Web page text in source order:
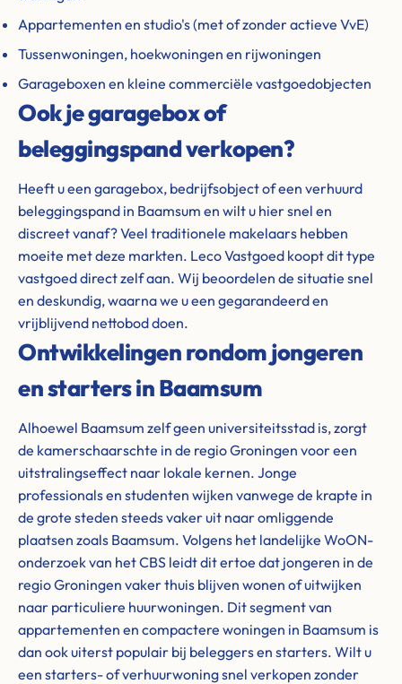
Appartementen en studio's (met of zonder actieve VvE)
Tussenwoningen, hoekwoningen en rijwoningen
Garageboxen en kleine commerciële vastgoedobjecten
Ook je garagebox of
beleggingspand verkopen?
Heeft u een garagebox, bedrijfsobject of een verhuurd
beleggingspand in Baamsum en wilt u hier snel en
discreet vanaf? Veel traditionele makelaars hebben
moeite met deze markten. Leco Vastgoed koopt dit type
vastgoed direct zelf aan. Wij beoordelen de situatie snel
en deskundig, waarna we u een gegarandeerd en
vrijblijvend nettobod doen.
Ontwikkelingen rondom jongeren
en starters in Baamsum
Alhoewel Baamsum zelf geen universiteitsstad is, zorgt
de kamerschaarschte in de regio Groningen voor een
uitstralingseffect naar lokale kernen. Jonge
professionals en studenten wijken vanwege de krapte in
de grote steden steeds vaker uit naar omliggende
plaatsen zoals Baamsum. Volgens het landelijke WoON-
onderzoek van het CBS leidt dit ertoe dat jongeren in de
regio Groningen vaker thuis blijven wonen of uitwijken
naar particuliere huurwoningen. Dit segment van
appartementen en compactere woningen in Baamsum is
dan ook uiterst populair bij beleggers en starters. Wilt u
een starters- of verhuurwoning snel verkopen zonder